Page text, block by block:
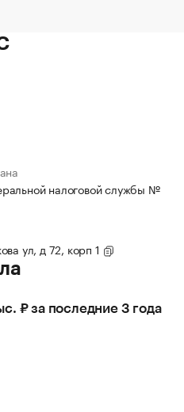
налоговой службы №
ул, д 72, корп 1
₽ за последние 3 года